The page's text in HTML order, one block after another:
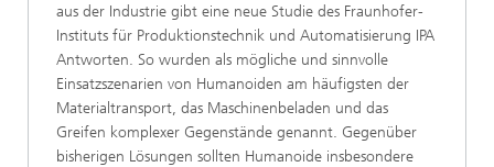
aus der Industrie gibt eine neue Studie des Fraunhofer-
Instituts für Produktionstechnik und Automatisierung IPA
Antworten. So wurden als mögliche und sinnvolle
Einsatzszenarien von Humanoiden am häufigsten der
Materialtransport, das Maschinenbeladen und das
Greifen komplexer Gegenstände genannt. Gegenüber
bisherigen Lösungen sollten Humanoide insbesondere